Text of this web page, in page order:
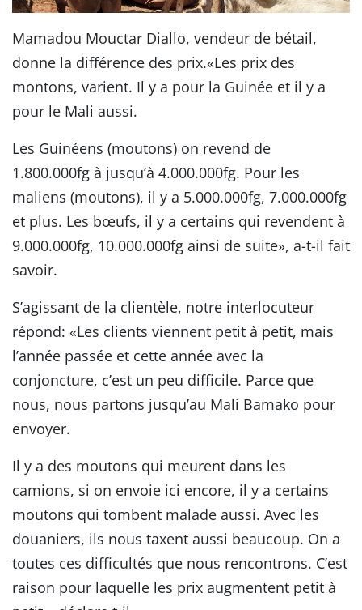
Mamadou Mouctar Diallo, vendeur de bétail,
donne la différence des prix.«Les prix des
montons, varient. Il y a pour la Guinée et il y a
pour le Mali aussi.
Les Guinéens (moutons) on revend de
1.800.000fg à jusqu’à 4.000.000fg. Pour les
maliens (moutons), il y a 5.000.000fg, 7.000.000fg
et plus. Les bœufs, il y a certains qui revendent à
9.000.000fg, 10.000.000fg ainsi de suite», a-t-il fait
savoir.
S’agissant de la clientèle, notre interlocuteur
répond: «Les clients viennent petit à petit, mais
l’année passée et cette année avec la
conjoncture, c’est un peu difficile. Parce que
nous, nous partons jusqu’au Mali Bamako pour
envoyer.
Il y a des moutons qui meurent dans les
camions, si on envoie ici encore, il y a certains
moutons qui tombent malade aussi. Avec les
douaniers, ils nous taxent aussi beaucoup. On a
toutes ces difficultés que nous rencontrons. C’est
raison pour laquelle les prix augmentent petit à